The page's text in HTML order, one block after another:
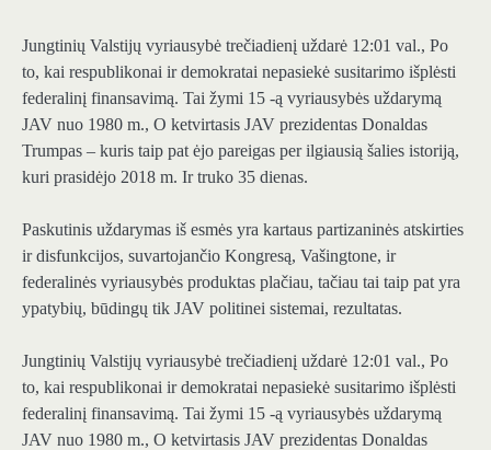
Jungtinių Valstijų vyriausybė trečiadienį uždarė 12:01 val., Po
to, kai respublikonai ir demokratai nepasiekė susitarimo išplėsti
federalinį finansavimą. Tai žymi 15 -ą vyriausybės uždarymą
JAV nuo 1980 m., O ketvirtasis JAV prezidentas Donaldas
Trumpas – kuris taip pat ėjo pareigas per ilgiausią šalies istoriją,
kuri prasidėjo 2018 m. Ir truko 35 dienas.
Paskutinis uždarymas iš esmės yra kartaus partizaninės atskirties
ir disfunkcijos, suvartojančio Kongresą, Vašingtone, ir
federalinės vyriausybės produktas plačiau, tačiau tai taip pat yra
ypatybių, būdingų tik JAV politinei sistemai, rezultatas.
Jungtinių Valstijų vyriausybė trečiadienį uždarė 12:01 val., Po
to, kai respublikonai ir demokratai nepasiekė susitarimo išplėsti
federalinį finansavimą. Tai žymi 15 -ą vyriausybės uždarymą
JAV nuo 1980 m., O ketvirtasis JAV prezidentas Donaldas